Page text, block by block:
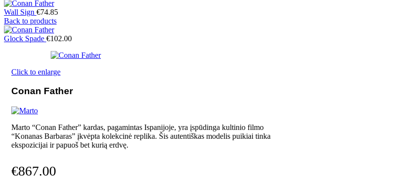
Wall Sign €74.85
Back to products
Glock Spade €102.00
Click to enlarge
Conan Father
Marto “Conan Father” kardas, pagamintas Ispanijoje, yra įspūdinga kultinio filmo
“Konanas Barbaras” įkvėpta kolekcinė replika. Šis autentiškas modelis puikiai tinka
ekspozicijai ir papuoš bet kurią erdvę.
€867.00